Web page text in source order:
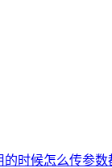
时候怎么传参